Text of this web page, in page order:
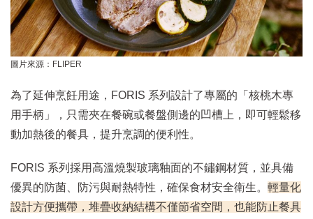
圖片來源：FLIPER
為了延伸烹飪用途，FORIS 系列設計了專屬的「核桃木專
用手柄」，只需夾在餐碗或餐盤側邊的凹槽上，即可輕鬆移
動加熱後的餐具，提升烹調的便利性。
FORIS 系列採用高溫燒製玻璃釉面的不鏽鋼材質，並具備
優異的防菌、防污與耐熱特性，確保食材安全衛生。 輕量化
設計方便攜帶，堆疊收納結構不僅節省空間，也能防止餐具